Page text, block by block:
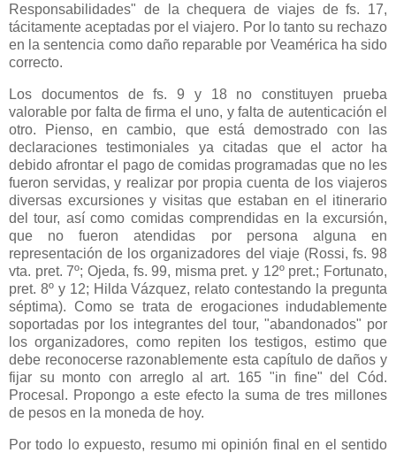
Responsabilidades" de la chequera de viajes de fs. 17,
tácitamente aceptadas por el viajero. Por lo tanto su rechazo
en la sentencia como daño reparable por Veamérica ha sido
correcto.
Los documentos de fs. 9 y 18 no constituyen prueba
valorable por falta de firma el uno, y falta de autenticación el
otro. Pienso, en cambio, que está demostrado con las
declaraciones testimoniales ya citadas que el actor ha
debido afrontar el pago de comidas programadas que no les
fueron servidas, y realizar por propia cuenta de los viajeros
diversas excursiones y visitas que estaban en el itinerario
del tour, así como comidas comprendidas en la excursión,
que no fueron atendidas por persona alguna en
representación de los organizadores del viaje (Rossi, fs. 98
vta. pret. 7º; Ojeda, fs. 99, misma pret. y 12º pret.; Fortunato,
pret. 8º y 12; Hilda Vázquez, relato contestando la pregunta
séptima). Como se trata de erogaciones indudablemente
soportadas por los integrantes del tour, "abandonados" por
los organizadores, como repiten los testigos, estimo que
debe reconocerse razonablemente esta capítulo de daños y
fijar su monto con arreglo al art. 165 "in fine" del Cód.
Procesal. Propongo a este efecto la suma de tres millones
de pesos en la moneda de hoy.
Por todo lo expuesto, resumo mi opinión final en el sentido